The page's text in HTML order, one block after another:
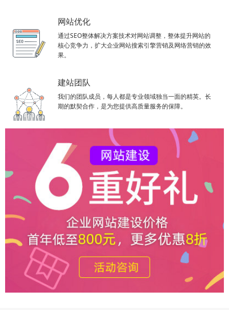
网站优化
通过SEO整体解决方案技术对网站调整，整体提升网站的
核心竞争力，扩大企业网站搜索引擎营销及网络营销的效
果。
建站团队
我们的团队成员，每人都是专业领域独当一面的精英。长
期的默契合作，是为您提供高质量服务的保障。